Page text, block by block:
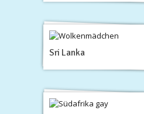
Sri Lanka